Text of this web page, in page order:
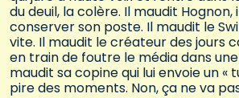
du deuil, la colère. Il maudit
conserver son poste. Il maudit le
vite. Il maudit le créateur des jours
en train de foutre le média dans
maudit sa copine qui lui envoie un «
pire des moments. Non, ça ne va